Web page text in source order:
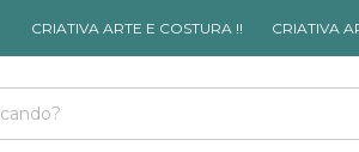
CRIATIVA ARTE E COSTURA !! CRIATIVA